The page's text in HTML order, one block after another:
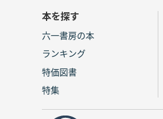
本を探す
六一書房の本
ランキング
特価図書
特集